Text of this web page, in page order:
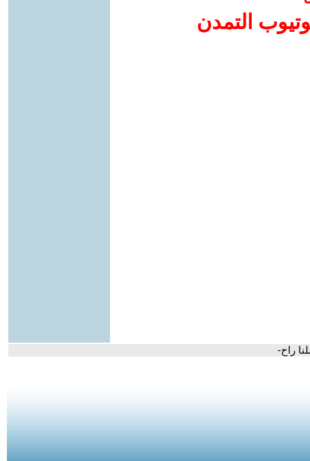
التمدن
راح-